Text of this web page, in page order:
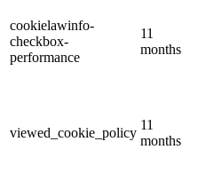
cookielawinfo-
checkbox-
performance
11
months
viewed_cookie_policy
11
months